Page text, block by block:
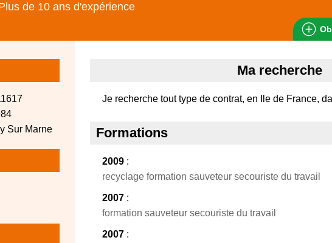
de 10 ans d'expérience
Sur Marne
Ma recherche
Je recherche tout type de contrat, en Ile de France,
Formations
2009 :
recyclage formation sauveteur secouriste du travail
2007 :
formation sauveteur secouriste du travail
2007 :